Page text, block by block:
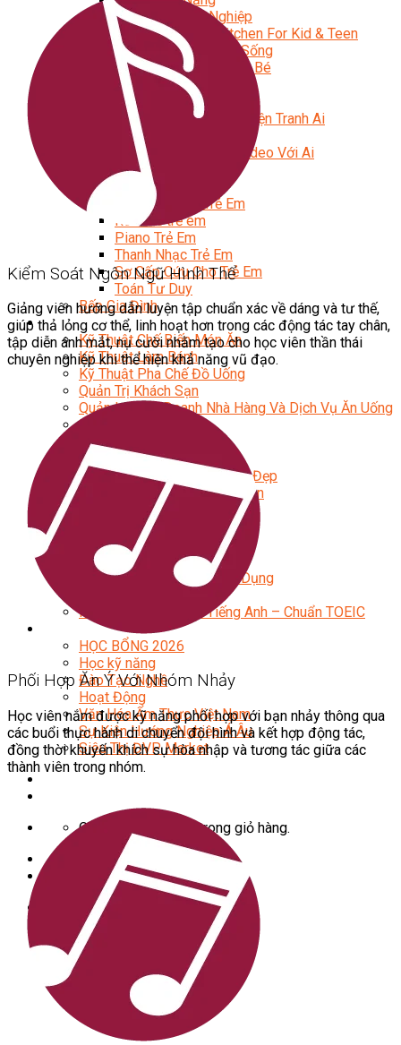
Trại Hè Hướng Nghiệp
Chuyên Đề Á Âu Kitchen For Kid & Teen
Chuyên Đề Kỹ Năng Sống
Khóa Học Nấu Ăn Cho Bé
Hội Họa Thiếu Nhi
Digital Art For Kids
Khóa Học Thiết Kế Truyện Tranh Ai
Khóa Học Họa Sĩ Ai
Khóa Học Biên Tập Video Với Ai
Mc Nhí
Kỳ Thủ Cờ Vua
Lập Trình Cho Trẻ Em
Robotic trẻ em
Piano Trẻ Em
Thanh Nhạc Trẻ Em
Sơ Cấp Cứu Cho Trẻ Em
Toán Tư Duy
Bếp Gia Đình
Trung Cấp CET
Kỹ Thuật Chế Biến Món Ăn
Kỹ Thuật Làm Bánh
Kỹ Thuật Pha Chế Đồ Uống
Quản Trị Khách Sạn
Quản Lý Kinh Doanh Nhà Hàng Và Dịch Vụ Ăn Uống
Hướng Dẫn Du Lịch
Quản Trị Lữ Hành
Marketing
Tạo Mẫu Và Chăm Sóc Sắc Đẹp
Truyền Thông Đa Phương Tiện
Công Nghệ Thông Tin
An Ninh Mạng
Thiết Kế Đồ Họa
Âm Nhạc
Điện Công Nghiệp Và Dân Dụng
Nâng Cao Năng Lực Tiếng Anh – Chuẩn TOEIC
HỌC BỔNG 2026
Học kỹ năng
Đào Tạo Nghề
Hoạt Động
Văn Hóa Ẩm Thực Việt Nam
Sự Kiện Hướng Nghiệp Á Âu
Siêu Thị ĐVP Market
Chưa có sản phẩm trong giỏ hàng.
Giỏ hàng
Chưa có sản phẩm trong giỏ hàng.
Kiểm Soát Ngôn Ngữ Hình Thể
Giảng viên hướng dẫn luyện tập chuẩn xác về dáng và tư thế,
giúp thả lỏng cơ thể, linh hoạt hơn trong các động tác tay chân,
tập diễn ánh mắt, nụ cười nhằm tạo cho học viên thần thái
chuyên nghiệp khi thể hiện khả năng vũ đạo.
Phối Hợp Ăn Ý Với Nhóm Nhảy
Học viên nắm được kỹ năng phối hợp với bạn nhảy thông qua
các buổi thực hành di chuyển đội hình và kết hợp động tác,
đồng thời khuyến khích sự hòa nhập và tương tác giữa các
thành viên trong nhóm.